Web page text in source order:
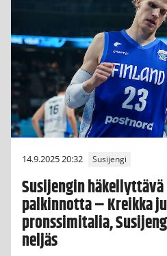
14.9.2025 20:32 Susijengi
Susijengin
palkinnotta – Kreikka
pronssimitalia,
neljäs